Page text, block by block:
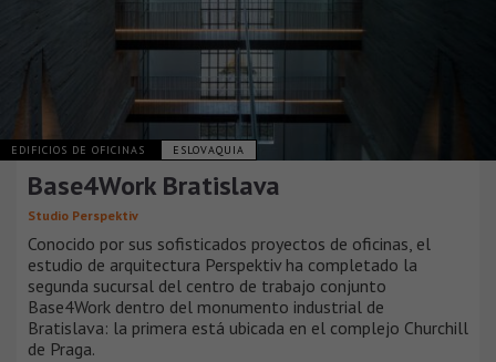
EDIFICIOS DE OFICINAS ESLOVAQUIA
Base4Work Bratislava
Studio Perspektiv
Conocido por sus sofisticados proyectos de oficinas, el
estudio de arquitectura Perspektiv ha completado la
segunda sucursal del centro de trabajo conjunto
Base4Work dentro del monumento industrial de
Bratislava: la primera está ubicada en el complejo Churchill
de Praga.